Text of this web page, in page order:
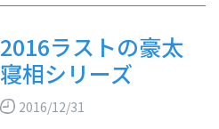
2016ラストの豪太
寝相シリーズ
2016/12/31